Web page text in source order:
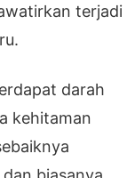
terjadi
darah
kehitaman